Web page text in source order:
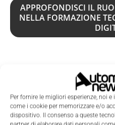
Per fornire le migliori esperienze, noi
come i cookie per memorizzare e/o
dispositivo. Il consenso a queste
APPROFONDISCI IL
NELLA FORMAZIONE
Gli investimenti
tecnologie
l'integrazione IT-